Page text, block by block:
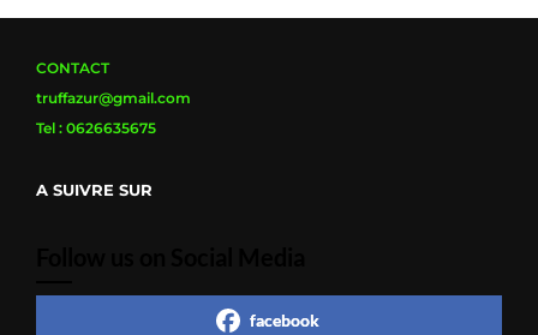
CONTACT
truffazur@gmail.com
Tel : 0626635675
A SUIVRE SUR
facebook